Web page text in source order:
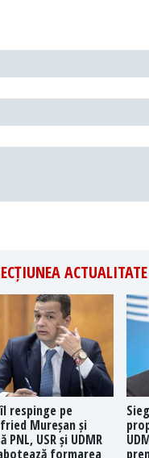
îl respinge pe
Mureșan și
PNL, USR și UDMR
formarea